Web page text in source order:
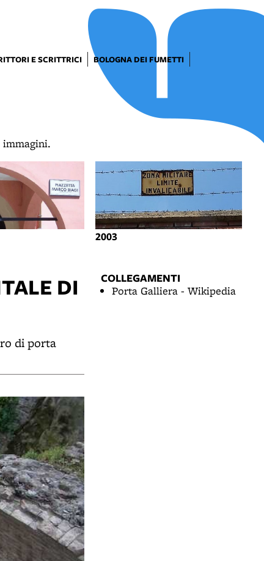
E SCRITTRICI
BOLOGNA DEI FUMETTI
2003
DI
di porta
COLLEGAMENTI
Porta Galliera - Wikipedia